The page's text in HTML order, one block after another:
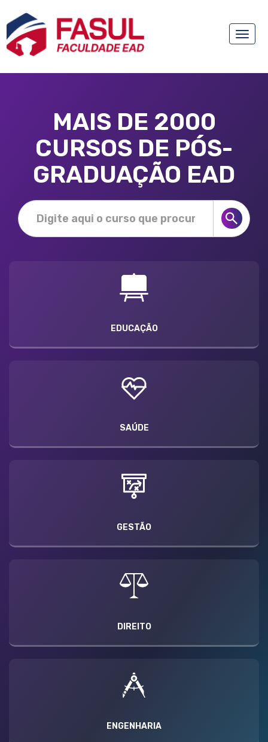
Toggle
MAIS DE 2000
CURSOS DE PÓS-
GRADUAÇÃO EAD
EDUCAÇÃO
SAÚDE
GESTÃO
DIREITO
ENGENHARIA